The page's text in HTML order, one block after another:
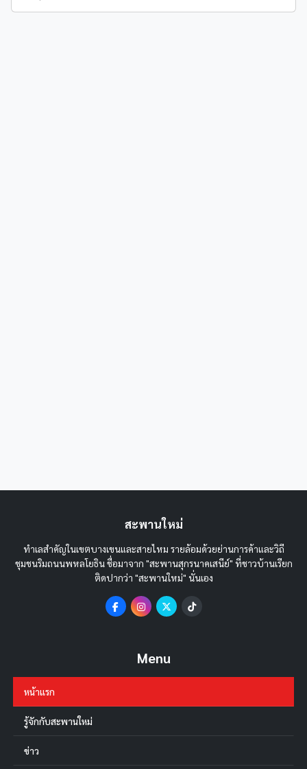
สะพานใหม่
ทำเลสำคัญในเขตบางเขนและสายไหม รายล้อมด้วยย่านการค้าและวิถี
ชุมชนริมถนนพหลโยธิน ชื่อมาจาก "สะพานสุกรนาคเสนีย์" ที่ชาวบ้านเรียก
ติดปากว่า "สะพานใหม่" นั่นเอง
Menu
หน้าแรก
รู้จักกับสะพานใหม่
ข่าว